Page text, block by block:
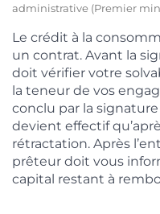
administrative (Premier
Le crédit à la
un contrat. Avant la
doit vérifier votre
la teneur de vos
conclu par la signature
devient effectif
rétractation. Après
prêteur doit vous
capital restant à